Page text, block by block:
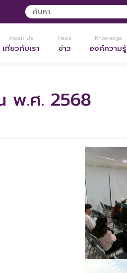
About Us
เกี่ยวกับเรา
News
ข่าว
Knowledge
องค์ความรู้
พ.ศ. 2568